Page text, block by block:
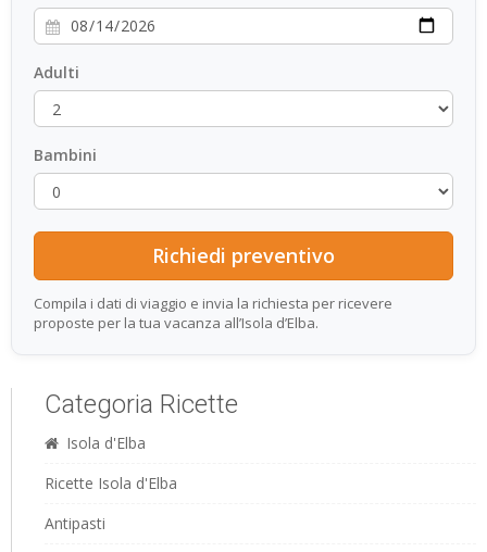
Adulti
Bambini
Compila i dati di viaggio e invia la richiesta per ricevere
proposte per la tua vacanza all’Isola d’Elba.
Categoria Ricette
Isola d'Elba
Ricette Isola d'Elba
Antipasti